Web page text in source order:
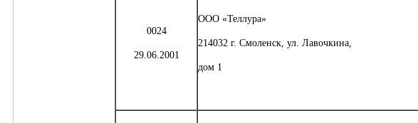
0024
29.06.2001
ООО «Теллура»
214032 г. Смоленск, ул. Лавочкина,
дом 1